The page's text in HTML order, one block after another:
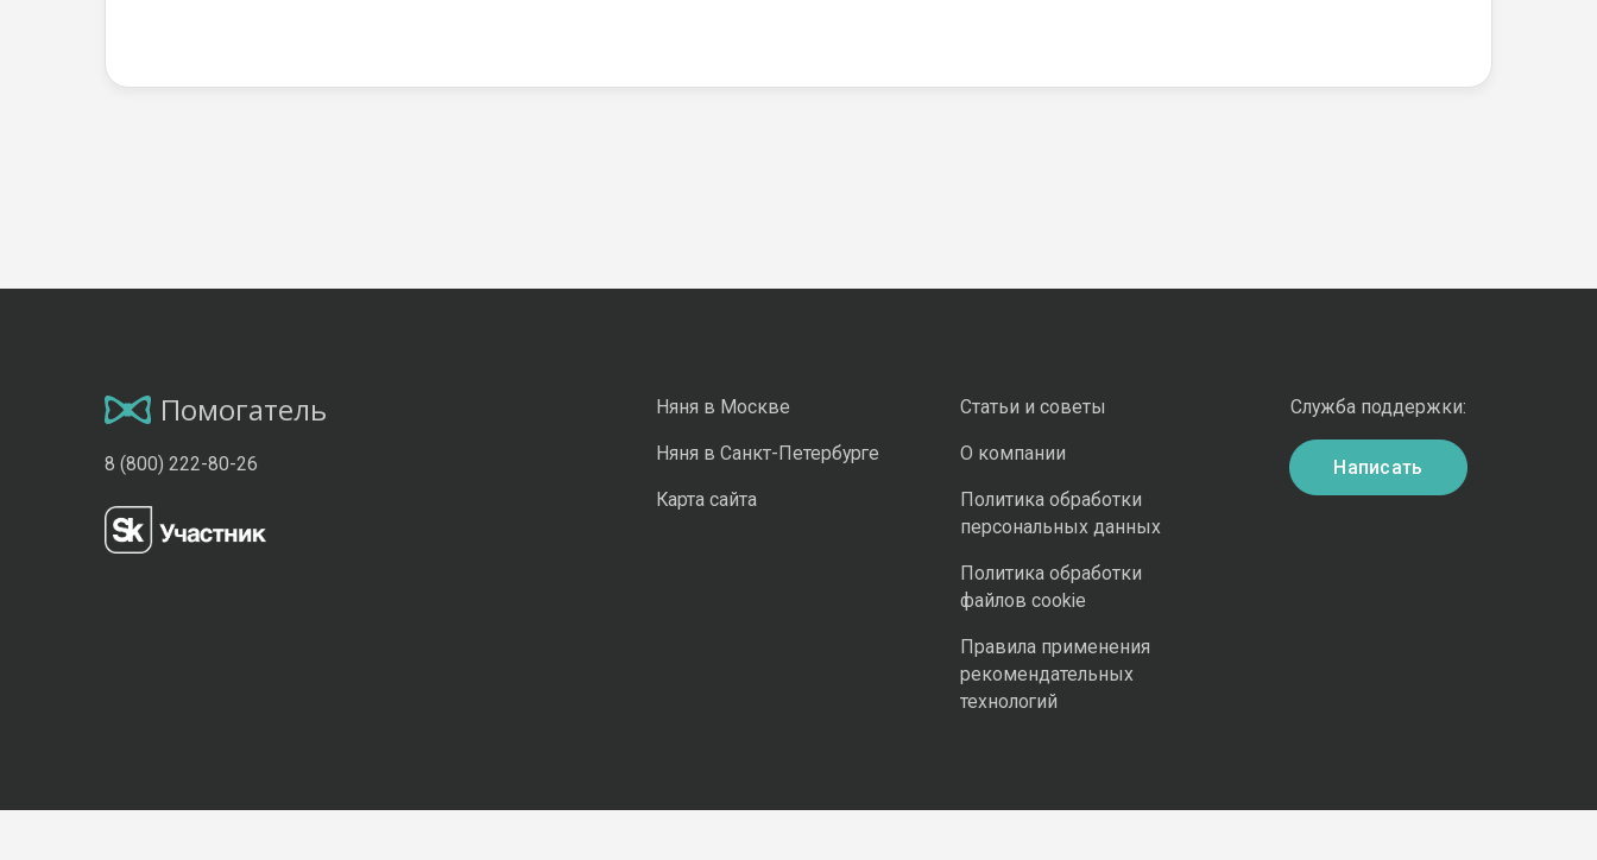
Помогатель
8 (800) 222-80-26
Няня в Москве
Няня в Санкт-Петербурге
Карта сайта
Статьи и советы
О компании
Политика обработки
персональных данных
Политика обработки
файлов cookie
Правила применения
рекомендательных
технологий
Служба поддержки:
Написать